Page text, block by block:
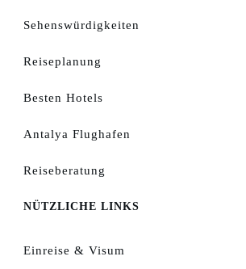
Sehenswürdigkeiten
Reiseplanung
Besten Hotels
Antalya Flughafen
Reiseberatung
NÜTZLICHE LINKS
Einreise & Visum